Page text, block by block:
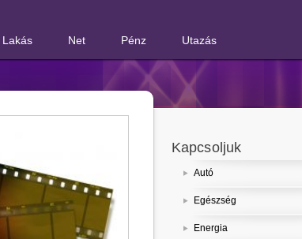
Lakás Net Pénz Utazás
Kapcsoljuk
Autó
Egészség
Energia